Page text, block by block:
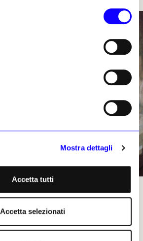
Mostra dettagli
Accetta tutti
Accetta selezionati